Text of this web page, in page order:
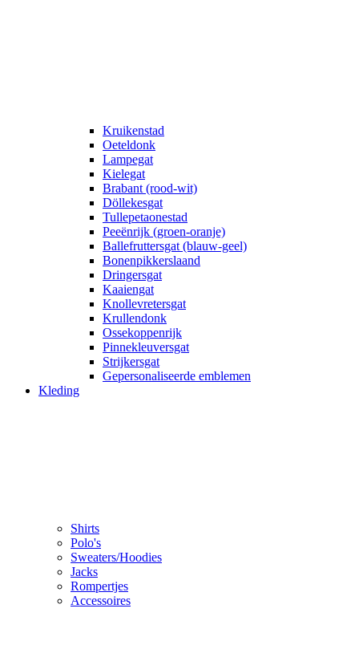
Kruikenstad
Oeteldonk
Lampegat
Kielegat
Brabant (rood-wit)
Döllekesgat
Tullepetaonestad
Peeënrijk (groen-oranje)
Ballefruttersgat (blauw-geel)
Bonenpikkerslaand
Dringersgat
Kaaiengat
Knollevretersgat
Krullendonk
Ossekoppenrijk
Pinnekleuversgat
Strijkersgat
Gepersonaliseerde emblemen
Kleding
Shirts
Polo's
Sweaters/Hoodies
Jacks
Rompertjes
Accessoires